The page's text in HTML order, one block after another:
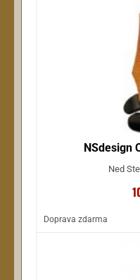
NSdesign
Ned
Doprava zdarma